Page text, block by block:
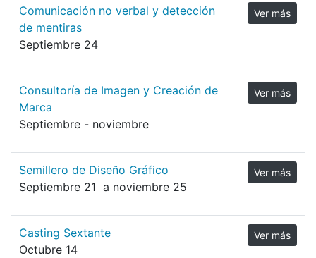
Comunicación no verbal y detección
de mentiras
Septiembre 24
Ver más
Consultoría de Imagen y Creación de
Marca
Septiembre - noviembre
Ver más
Semillero de Diseño Gráfico
Septiembre 21 a noviembre 25
Ver más
Casting Sextante
Octubre 14
Ver más